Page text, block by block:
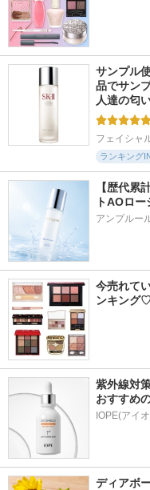
サンプル
品でサン
人達の匂
フェイシャ
ランキング
【歴代累
トAOロ
アンプルー
今売れて
ンキング♡
紫外線対
おすすめ
IOPE(アイ
ディアボ